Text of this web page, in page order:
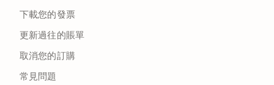
下載您的發票
更新過往的賬單
取消您的訂購
常見問題